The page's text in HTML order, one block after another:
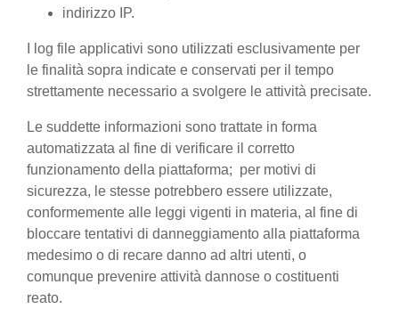
indirizzo IP.
I log file applicativi sono utilizzati esclusivamente per
le finalità sopra indicate e conservati per il tempo
strettamente necessario a svolgere le attività precisate.
Le suddette informazioni sono trattate in forma
automatizzata al fine di verificare il corretto
funzionamento della piattaforma; per motivi di
sicurezza, le stesse potrebbero essere utilizzate,
conformemente alle leggi vigenti in materia, al fine di
bloccare tentativi di danneggiamento alla piattaforma
medesimo o di recare danno ad altri utenti, o
comunque prevenire attività dannose o costituenti
reato.